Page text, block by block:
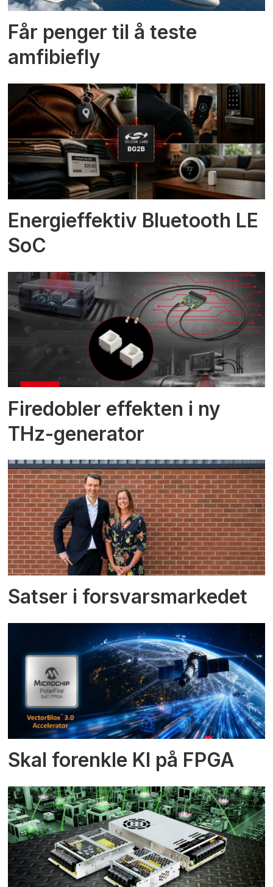
Får penger til å teste
amfibiefly
Energieffektiv Bluetooth LE
SoC
Firedobler effekten i ny
THz-generator
Satser i forsvarsmarkedet
Skal forenkle KI på FPGA